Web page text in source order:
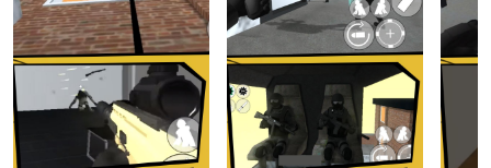
飞虎队模拟器游戏特色：
1、经典玩法还原：